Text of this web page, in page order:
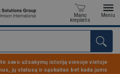
Mano
krepšelis
Meniu
užklausos
savo užsakymų istoriją vienoje vietoje
jų statusą ir sąskaitas bet kada jums